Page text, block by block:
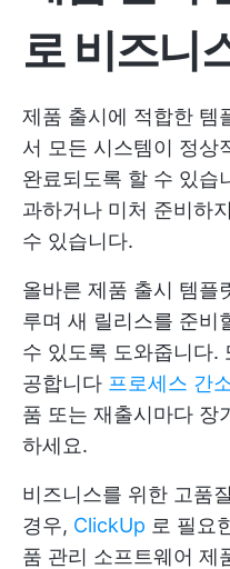
로 비즈니
제품 출시에 적합한 템
서 모든 시스템이 정상
완료되도록 할 수 있습
과하거나 미처 준비하
수 있습니다.
올바른 제품 출시 템플
루며 새 릴리스를 준비
수 있도록 도와줍니다.
공합니다 프로세스 간
품 또는 재출시마다 장
하세요.
비즈니스를 위한 고품
경우, ClickUp 로 필요
품 관리 소프트웨어 제